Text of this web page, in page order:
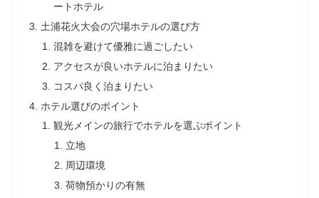
ートホテル
土浦花火大会の穴場ホテルの選び方
混雑を避けて優雅に過ごしたい
アクセスが良いホテルに泊まりたい
コスパ良く泊まりたい
ホテル選びのポイント
観光メインの旅行でホテルを選ぶポイント
立地
周辺環境
荷物預かりの有無